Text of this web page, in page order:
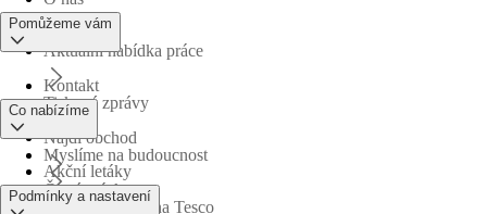
Aktuální nabídka práce
Tiskové zprávy
Myslíme na budoucnost
Obchodní skupina Tesco
Pomůžeme vám
Kontakt
Najdi obchod
Časté otázky
Co nabízíme
Akční letáky
Podmínky a nastavení